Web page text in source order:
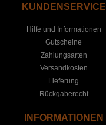
KUNDENSERVICE
Hilfe und Informationen
Gutscheine
Zahlungsarten
Versandkosten
Lieferung
Rückgaberecht
INFORMATIONEN